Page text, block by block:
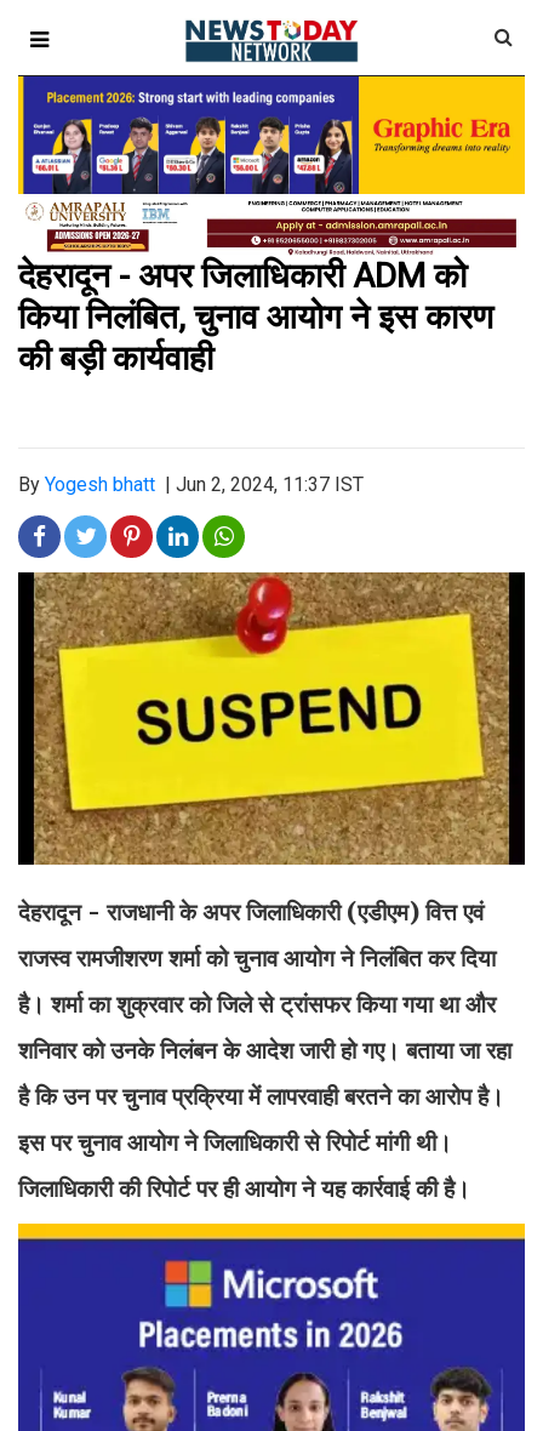
देहरादून - अपर जिलाधिकारी ADM को
किया निलंबित, चुनाव आयोग ने इस कारण
की बड़ी कार्यवाही
By Yogesh bhatt Jun 2, 2024, 11:37 IST
देहरादून - राजधानी के अपर जिलाधिकारी (एडीएम) वित्त एवं
राजस्व रामजीशरण शर्मा को चुनाव आयोग ने निलंबित कर दिया
है। शर्मा का शुक्रवार को जिले से ट्रांसफर किया गया था और
शनिवार को उनके निलंबन के आदेश जारी हो गए। बताया जा रहा
है कि उन पर चुनाव प्रक्रिया में लापरवाही बरतने का आरोप है।
इस पर चुनाव आयोग ने जिलाधिकारी से रिपोर्ट मांगी थी।
जिलाधिकारी की रिपोर्ट पर ही आयोग ने यह कार्रवाई की है।